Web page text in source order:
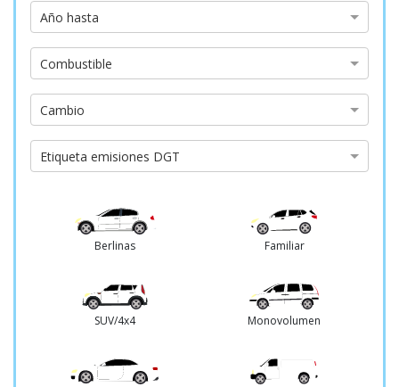
Año
hasta
Año hasta
Tipo
de
combustible
Combustible
Tipo
de
cambio
Cambio
Etiqueta
emisiones
Etiqueta emisiones DGT
Berlinas Familiar
SUV/4x4 Monovolumen